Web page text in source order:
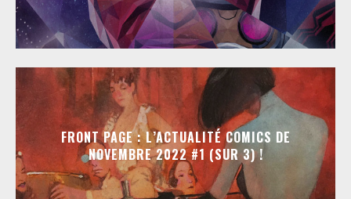
FRONT PAGE : L’ACTUALITÉ COMICS DE
NOVEMBRE 2022 #1 (SUR 3) !